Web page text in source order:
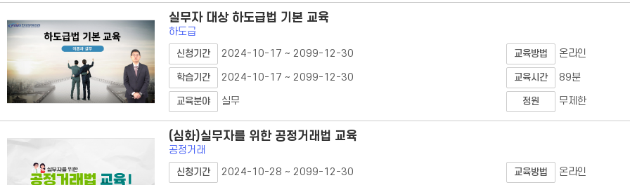
실무자 대상 하도급법 기본 교육
하도급
신청기간 2024-10-17 ~ 2099-12-30 교육방법 온라인
학습기간 2024-10-17 ~ 2099-12-30 교육시간 89분
교육분야 실무 정원 무제한
(심화)실무자를 위한 공정거래법 교육
공정거래
신청기간 2024-10-28 ~ 2099-12-30 교육방법 온라인